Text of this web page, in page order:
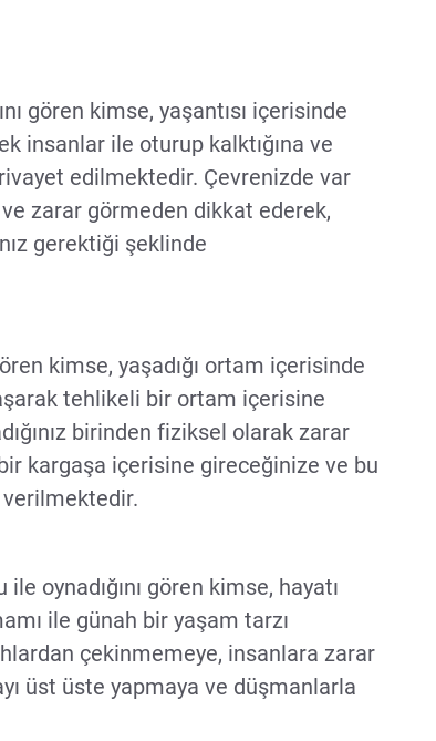
gören kimse, yaşantısı içerisinde
insanlar ile oturup kalktığına ve
edilmektedir. Çevrenizde var
zarar görmeden dikkat ederek,
gerektiği şeklinde
kimse, yaşadığı ortam içerisinde
tehlikeli bir ortam içerisine
birinden fiziksel olarak zarar
kargaşa içerisine gireceğinize ve bu
oynadığını gören kimse, hayatı
ile günah bir yaşam tarzı
çekinmemeye, insanlara zarar
üst üste yapmaya ve düşmanlarla